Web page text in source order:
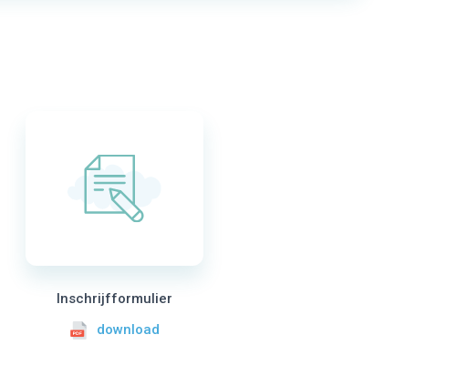
Inschrijfformulier
download